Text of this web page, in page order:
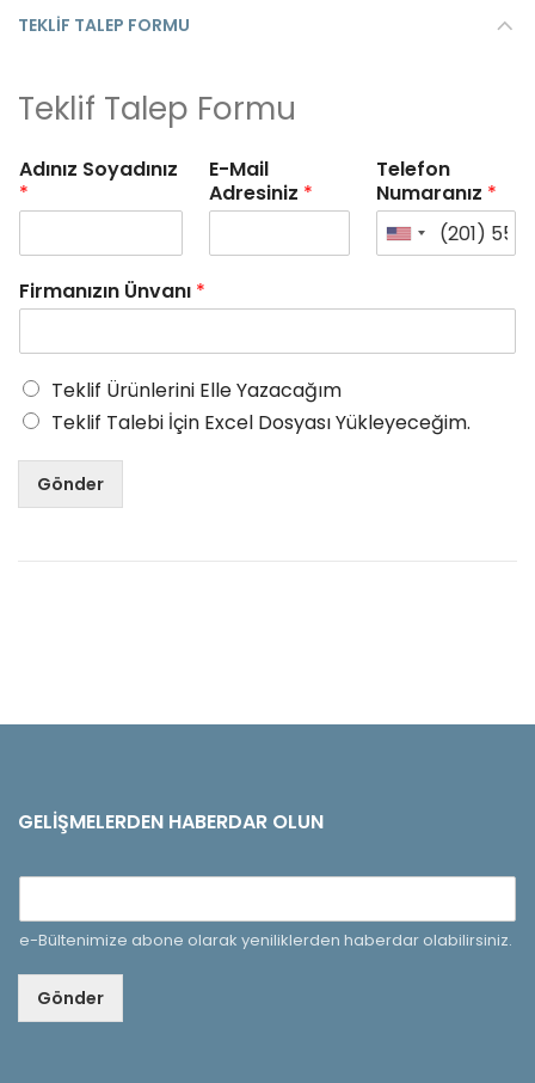
TEKLIF TALEP FORMU
Teklif Talep Formu
Adınız Soyadınız
*
E-Mail
Adresiniz *
Telefon
Numaranız *
Firmanızın Ünvanı *
Teklif Ürünlerini Elle Yazacağım
Teklif Talebi İçin Excel Dosyası Yükleyeceğim.
Gönder
GELIŞMELERDEN HABERDAR OLUN
e-Bültenimize abone olarak yeniliklerden haberdar olabilirsiniz.
Gönder